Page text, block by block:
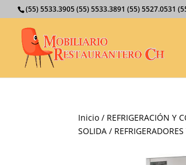
(55) 5533.3905 (55) 5533.3891 (55) 5527.0531
Inicio / REFRIGERACIÓN Y
SOLIDA /